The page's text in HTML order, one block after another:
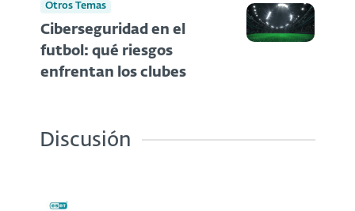
Otros Temas
Ciberseguridad en el
futbol: qué riesgos
enfrentan los clubes
Discusión